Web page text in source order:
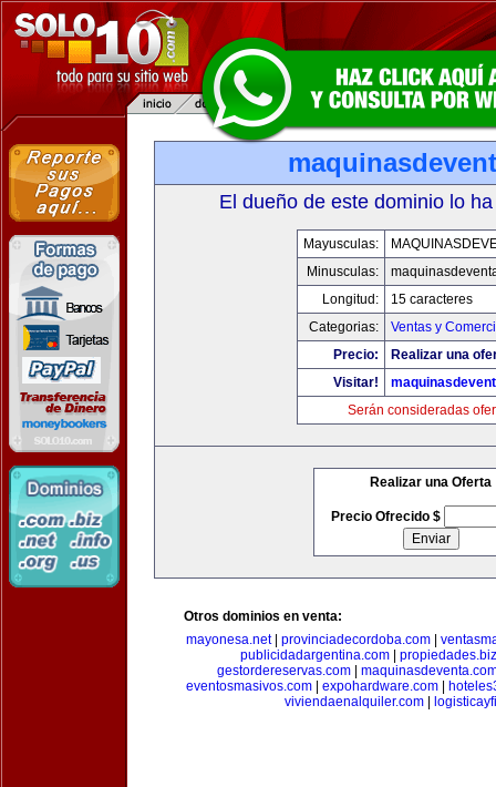
El dueño de este dominio lo
Mayusculas:
Minusculas:
Longitud:
15 caracteres
Categorias:
Ventas y
Precio:
Realizar una
Visitar!
Serán consideradas
Realizar una Oferta
Precio Ofrecido $
Otros dominios en venta:
mayonesa.net| provinciadecordoba.com
publicidadargentina.com| propiedades.biz
gestordereservas.com|
eventosmasivos.com
expohardware.com
viviendaenalquiler.com